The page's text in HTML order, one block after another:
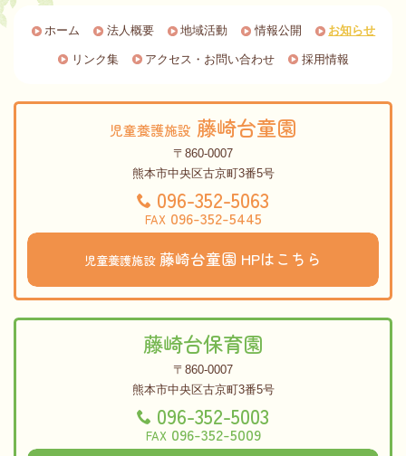
ホーム 法人概要 地域活動 情報公開 お知らせ
リンク集 アクセス・お問い合わせ 採用情報
児童養護施設 藤崎台童園
〒860-0007
熊本市中央区古京町3番5号
096-352-5063
FAX096-352-5445
児童養護施設藤崎台童園 HPはこちら
藤崎台保育園
〒860-0007
熊本市中央区古京町3番5号
096-352-5003
FAX096-352-5009